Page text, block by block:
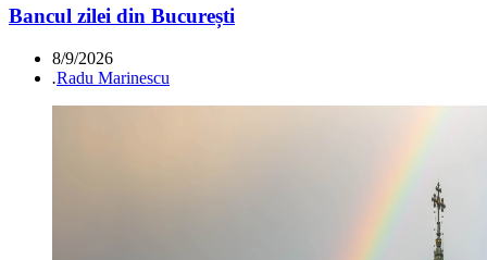
Bancul zilei din București
8/9/2026
.Radu Marinescu